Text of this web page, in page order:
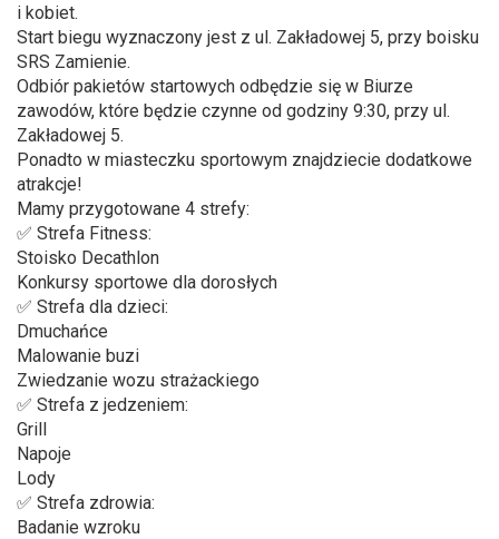
i kobiet.
Start biegu wyznaczony jest z ul. Zakładowej 5, przy boisku
SRS Zamienie.
Odbiór pakietów startowych odbędzie się w Biurze
zawodów, które będzie czynne od godziny 9:30, przy ul.
Zakładowej 5.
Ponadto w miasteczku sportowym znajdziecie dodatkowe
atrakcje!
Mamy przygotowane 4 strefy:
✅ Strefa Fitness:
Stoisko Decathlon
Konkursy sportowe dla dorosłych
✅ Strefa dla dzieci:
Dmuchańce
Malowanie buzi
Zwiedzanie wozu strażackiego
✅ Strefa z jedzeniem:
Grill
Napoje
Lody
✅ Strefa zdrowia:
Badanie wzroku